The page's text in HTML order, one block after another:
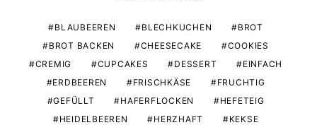
BLAUBEEREN BLECHKUCHEN
BROT
BROT BACKEN
CHEESECAKE
COOKIES
CREMIG
CUPCAKES DESSERT
EINFACH
ERDBEEREN
FRISCHKÄSE
FRUCHTIG
GEFÜLLT
HAFERFLOCKEN
HEFETEIG
HEIDELBEEREN
HERZHAFT
KEKSE